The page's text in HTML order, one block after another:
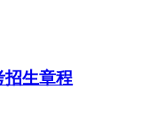
招生章程